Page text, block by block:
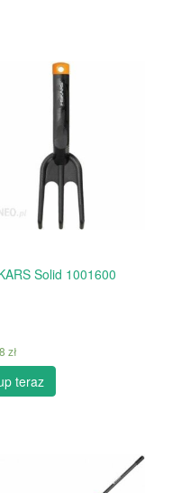
Solid 1001600
zł
teraz